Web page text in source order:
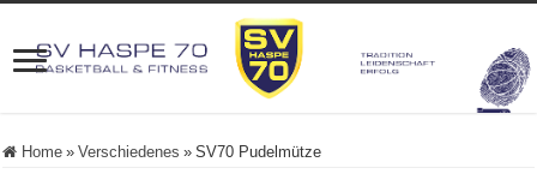
Home » Verschiedenes » SV70 Pudelmütze